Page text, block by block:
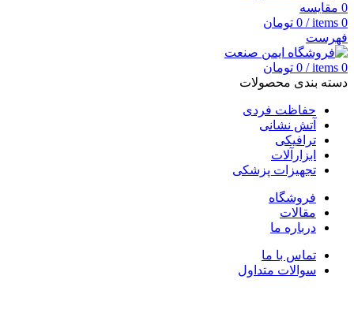
0 مقایسه
0
items
/
0 تومان
فهرست
0
items
/
0 تومان
دسته بندی محصولات
حفاظت فردی
آتش نشانی
ترافیکی
ابزارآلات
تجهیزات پزشکی
فروشگاه
مقالات
درباره ما
تماس با ما
سوالات متداول